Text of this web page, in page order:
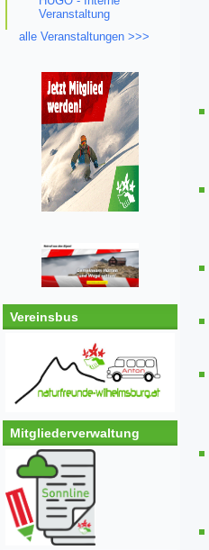
Veranstaltung
alle Veranstaltungen >>>
Vereinsbus
Mitgliederverwaltung